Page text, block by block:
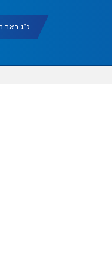
כ"ג באב תשפ"ו